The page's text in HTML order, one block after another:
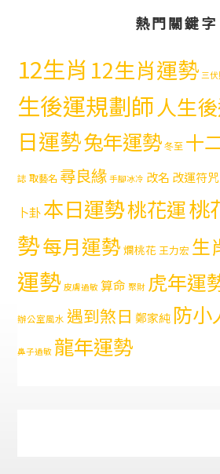
熱門關鍵字
12生肖 12生肖運勢 三
生後運規劃師人生
日運勢兔年運勢冬至 十
誌 取藝名 尋良緣 手腳冰冷 改名 改運符咒
卜卦本日運勢桃花運桃
勢每月運勢 爛桃花 王力宏 生
運勢 皮膚過敏 算命 聚財 虎年運
辦公室風水 遇到煞日 鄭家純 防小
鼻子過敏 龍年運勢